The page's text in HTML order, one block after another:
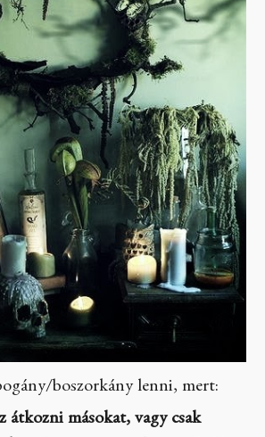
boszorkány lenni, mert:
átkozni másokat, vagy csak